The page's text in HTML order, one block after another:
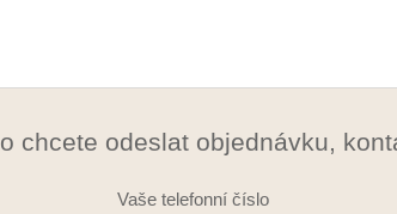
chcete odeslat objednávku,
Vaše telefonní číslo